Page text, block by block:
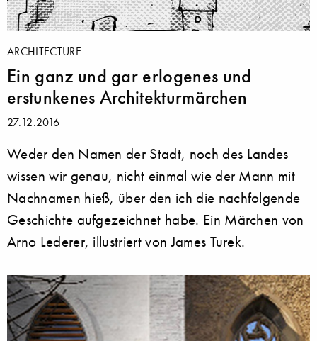
ARCHITECTURE
Ein ganz und gar erlogenes und
erstunkenes Architekturmärchen
27.12.2016
Weder den Namen der Stadt, noch des Landes
wissen wir genau, nicht einmal wie der Mann mit
Nachnamen hieß, über den ich die nachfolgende
Geschichte aufgezeichnet habe. Ein Märchen von
Arno Lederer, illustriert von James Turek.